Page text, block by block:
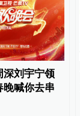
深刘宇宁领
晚喊你去串